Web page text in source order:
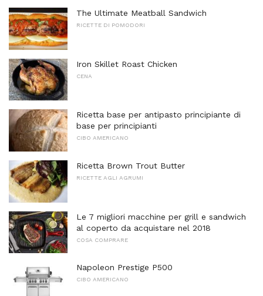
The Ultimate Meatball Sandwich
RICETTE DI POMODORI
Iron Skillet Roast Chicken
CENA
Ricetta base per antipasto principiante di
base per principianti
CIBO AMERICANO
Ricetta Brown Trout Butter
RICETTE AGLI AGRUMI
Le 7 migliori macchine per grill e sandwich
al coperto da acquistare nel 2018
COSA COMPRARE
Napoleon Prestige P500
CIBO AMERICANO